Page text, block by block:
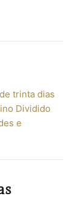
trinta dias
Dividido
e